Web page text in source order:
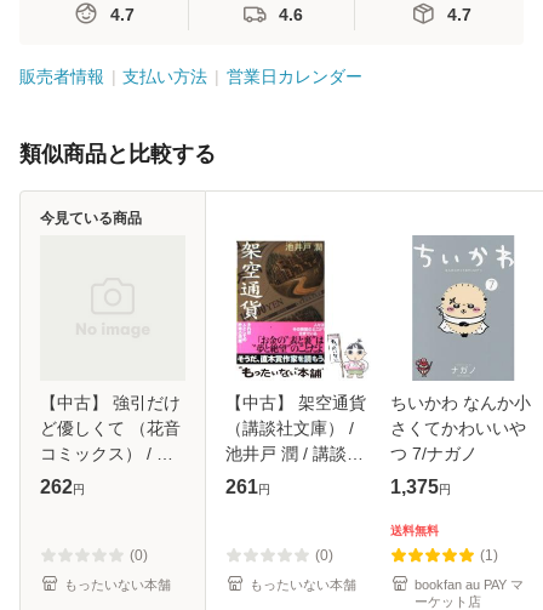
4.7 4.6 4.7
販売者情報 支払い方法 営業日カレンダー
類似商品と比較する
【中古】 強引だけ
ど優しくて （花音
コミックス） / こ
うじま 奈月 / 芳文
262円
(0)
もったいない本舗
今見ている商品
【中古】 架空通貨
（講談社文庫） /
池井戸 潤 / 講談社
[文庫]【メール便送
261円
(0)
もったいない本舗
ちいかわ なんか小
さくてかわいいや
つ 7/ナガノ
1,375円
送料無料
(1)
bookfan au PAY マ
ーケット店